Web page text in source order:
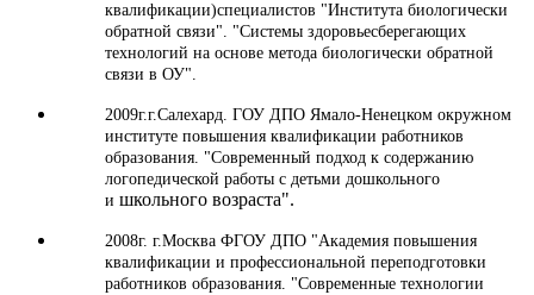
квалификации)специалистов "Института биологически
обратной связи". "Системы здоровьесберегающих
технологий на основе метода биологически обратной
связи в ОУ".
2009г.г.Салехард. ГОУ ДПО Ямало-Ненецком окружном
институте повышения квалификации работников
образования. "Современный подход к содержанию
логопедической работы с детьми дошкольного
и школьного возраста".
2008г. г.Москва ФГОУ ДПО "Академия повышения
квалификации и профессиональной переподготовки
работников образования. "Современные технологии